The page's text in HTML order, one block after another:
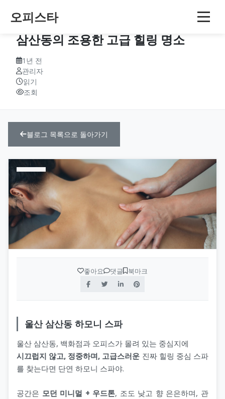
오피스타
하모니 스파 (Harmony Spa) – 울산
삼산동의 조용한 고급 힐링 명소
1년 전
관리자
읽기
조회
블로그 목록으로 돌아가기
좋아요 댓글 북마크
울산 삼산동 하모니 스파
울산 삼산동, 백화점과 오피스가 몰려 있는 중심지에
시끄럽지 않고, 정중하며, 고급스러운 진짜 힐링 중심 스파
를 찾는다면 단연 하모니 스파야.
공간은 모던 미니멀 + 우드톤, 조도 낮고 향 은은하며, 관